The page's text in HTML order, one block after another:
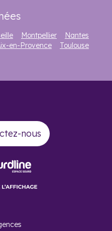
Montpellier
Nantes
en-Provence Toulouse
nous